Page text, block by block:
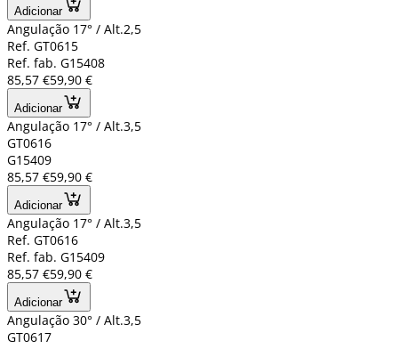
Adicionar
Angulação 17° / Alt.2,5
Ref. GT0615
Ref. fab. G15408
85,57 €59,90 €
Adicionar
Angulação 17° / Alt.3,5
GT0616
G15409
85,57 €59,90 €
Adicionar
Angulação 17° / Alt.3,5
Ref. GT0616
Ref. fab. G15409
85,57 €59,90 €
Adicionar
Angulação 30° / Alt.3,5
GT0617